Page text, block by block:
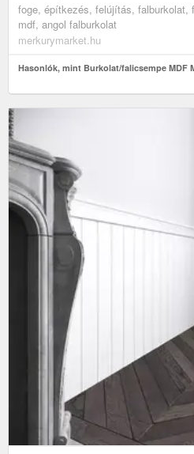
foge, építkezés, felújítás, falburkolat,
mdf, angol falburkolat
merkurymarket.hu
Hasonlók, mint Burkolat/falicsempe MDF